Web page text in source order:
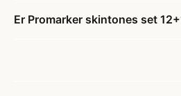
Er Promarker skintones set